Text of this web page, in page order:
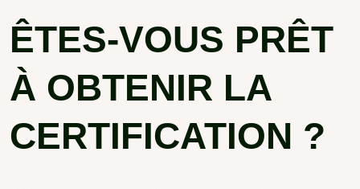
ÊTES-VOUS PRÊT
À OBTENIR LA
CERTIFICATION ?